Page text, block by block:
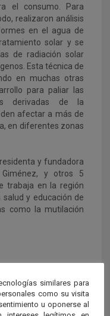
el consumo. Para
realizaron análisis
en el agua de
solar y se
de radiación solar
Esta técnica de
en muchas otras
para paliar las
derivadas de la
afectar a más de
en diferentes zonas
y fundadora
y otros 5
trabaja en la región
y educación de
como la mutilación
similares para
como su visita
u oponerse al